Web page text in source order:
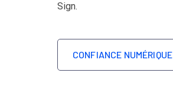
Sign.
CONFIANCE NUMÉRIQUE